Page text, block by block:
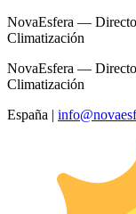
NovaEsfera —
Climatización
NovaEsfera —
Climatización
España |